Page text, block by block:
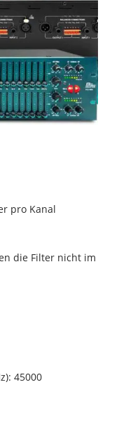
pro Kanal
die Filter nicht im
45000